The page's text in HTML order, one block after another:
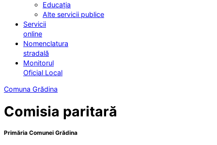
Educația
Alte servicii publice
Servicii
online
Nomenclatura
stradală
Monitorul
Oficial Local
Comuna Grădina
Comisia paritară
Primăria Comunei Grădina